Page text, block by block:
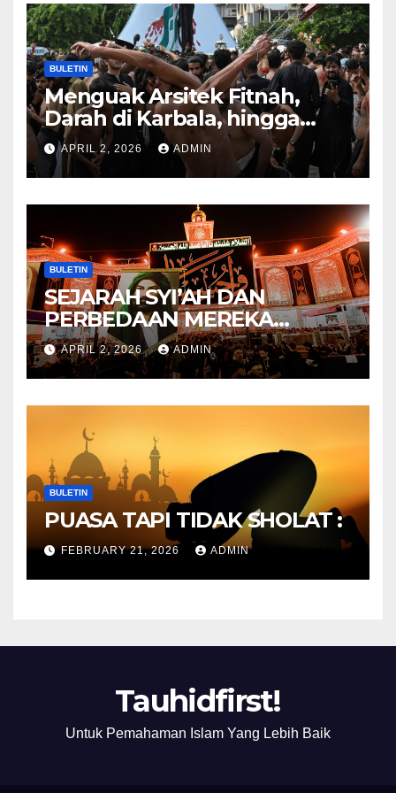
BULETIN
Menguak Arsitek Fitnah,
Darah di Karbala, hingga
Lahirnya Sekte-sekte serta
Mitos Imam Gaib
APRIL 2, 2026 ADMIN
BULETIN
SEJARAH SYI’AH DAN
PERBEDAAN MEREKA
ANTARA DULU DAN
SEKARANG
APRIL 2, 2026 ADMIN
BULETIN
PUASA TAPI TIDAK SHOLAT :
FEBRUARY 21, 2026 ADMIN
Tauhidfirst!
Untuk Pemahaman Islam Yang Lebih Baik